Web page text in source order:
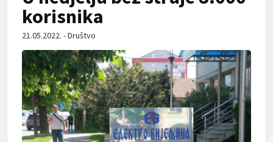
korisnika
21.05.2022. - Društvo